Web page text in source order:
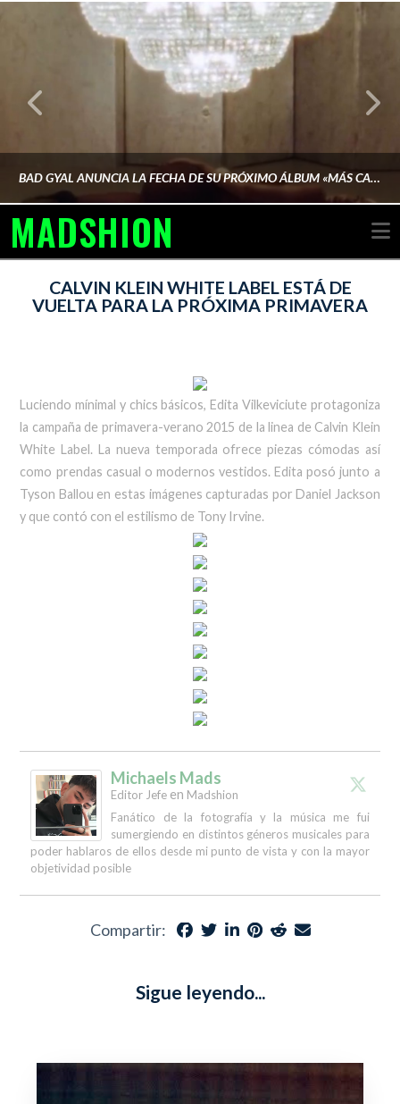
BAD GYAL ANUNCIA LA FECHA DE SU PRÓXIMO ÁLBUM «MÁS CARA»
MADSHION
CALVIN KLEIN WHITE LABEL ESTÁ DE
VUELTA PARA LA PRÓXIMA PRIMAVERA
Luciendo mínimal y chics básicos, Edita Vilkeviciute protagoniza
la campaña de primavera-verano 2015 de la linea de Calvin Klein
White Label. La nueva temporada ofrece piezas cómodas así
como prendas casual o modernos vestidos. Edita posó junto a
Tyson Ballou en estas imágenes capturadas por Daniel Jackson
y que contó con el estilismo de Tony Irvine.
Michaels Mads
Editor Jefe en Madshion
Fanático de la fotografía y la música me fui
sumergiendo en distintos géneros musicales para
poder hablaros de ellos desde mi punto de vista y con la mayor
objetividad posible
Compartir:
Sigue leyendo...